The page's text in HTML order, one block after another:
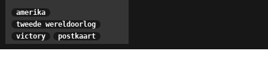
amerika
tweede wereldoorlog
victory
postkaart